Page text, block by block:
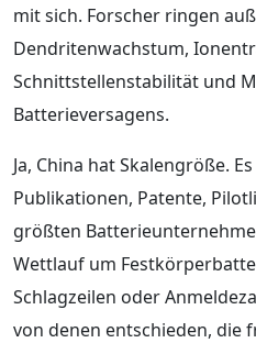
mit sich. Forscher ringen
Dendritenwachstum,
Schnittstellenstabilität und
Batterieversagens.
Ja, China hat Skalengröße.
Publikationen, Patente,
größten
Wettlauf um
Schlagzeilen oder
von denen entschieden, die